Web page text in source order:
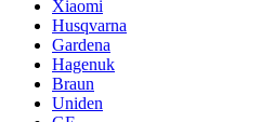
Xiaomi
Husqvarna
Gardena
Hagenuk
Braun
Uniden